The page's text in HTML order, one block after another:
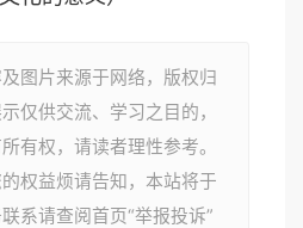
图片来源于网络，版权归
仅供交流、学习之目的，
有权，请读者理性参考。
权益烦请告知，本站将于
系请查阅首页“举报投诉”